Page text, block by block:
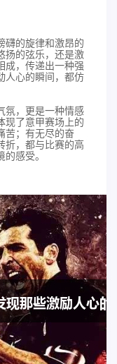
礴的旋律和激昂的
扬的弦乐，还是激
成，传递出一种强
人心的瞬间，都仿
氛，更是一种情感
现了意甲赛场上的
苦；有无尽的奋
折，都与比赛的高
感受。